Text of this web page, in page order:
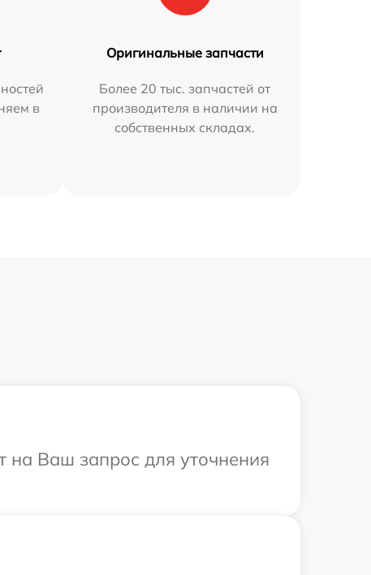
в
Оригинальные запчасти
Более 20 тыс. запчастей от
производителя в наличии на
собственных складах.
на Ваш запрос для уточнения